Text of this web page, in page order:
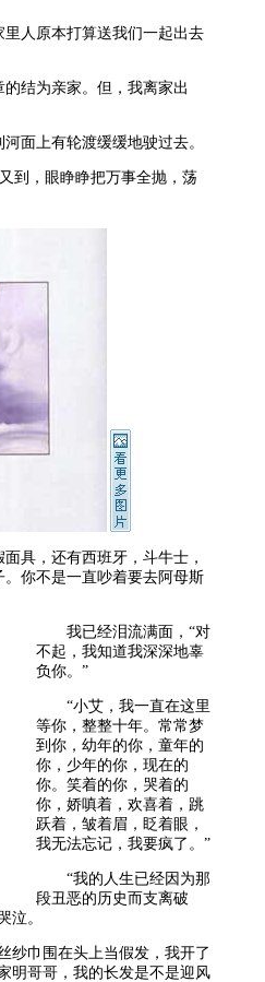
人原本打算送我们一起出去
结为亲家。但，我离家出
面上有轮渡缓缓地驶过去。
到，眼睁睁把万事全抛，荡
具，还有西班牙，斗牛士，
你不是一直吵着要去阿母斯
我已经泪流满面，“对
不起，我知道我深深地辜
负你。”
“小艾，我一直在这里
等你，整整十年。常常梦
到你，幼年的你，童年的
你，少年的你，现在的
你。笑着的你，哭着的
你，娇嗔着，欢喜着，跳
跃着，皱着眉，眨着眼，
我无法忘记，我要疯了。”
“我的人生已经因为那
段丑恶的历史而支离破
泣。
巾围在头上当假发，我开了
明哥哥，我的长发是不是迎风